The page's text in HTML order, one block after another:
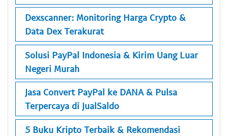
Dexscanner: Monitoring Harga Crypto &
Data Dex Terakurat
Solusi PayPal Indonesia & Kirim Uang Luar
Negeri Murah
Jasa Convert PayPal ke DANA & Pulsa
Terpercaya di JualSaldo
5 Buku Kripto Terbaik & Rekomendasi